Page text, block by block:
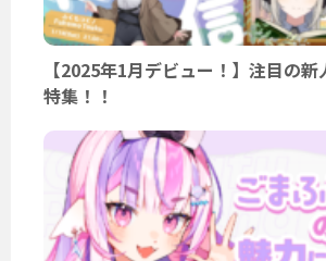
【2025年1月デビュー！】注目の
特集！！